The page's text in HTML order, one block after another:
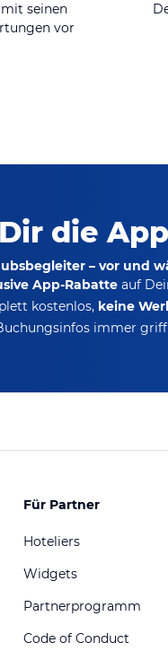
seinen
vor
die
– vor und
App-Rabatte auf
kostenlos, keine
immer
Für Partner
Hoteliers
Widgets
Partnerprogramm
Code of Conduct